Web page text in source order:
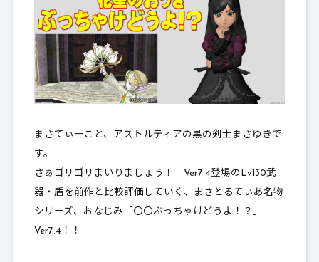
まさてぃーこと、アストルティアの黒の剣士まさゆきで
す。
さぁゴリゴリまいりましょう！ Ver7.4登場のLv130武
器・盾を前作と比較評価していく、まさとるてぃあ名物
シリーズ、おなじみ「 〇〇ぶっちゃけどうよ！？ 」
Ver7.4！！